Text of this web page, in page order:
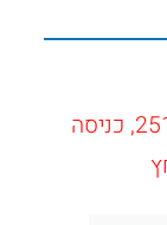
כתובת: כביש עכו צפת, מיקוד 25105, כניסה